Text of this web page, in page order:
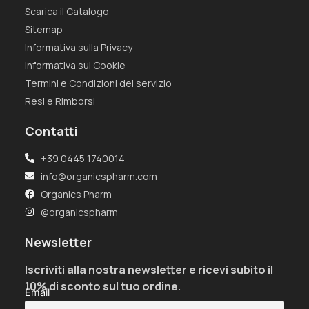
Scarica il Catalogo
Sitemap
Informativa sulla Privacy
Informativa sui Cookie
Termini e Condizioni del servizio
Resi e Rimborsi
Contatti
+39 0445 1740014
info@organicspharm.com
Organics Pharm
@organicspharm
Newsletter
Iscriviti alla nostra newsletter e ricevi subito il
10% di sconto sul tuo ordine.
Email